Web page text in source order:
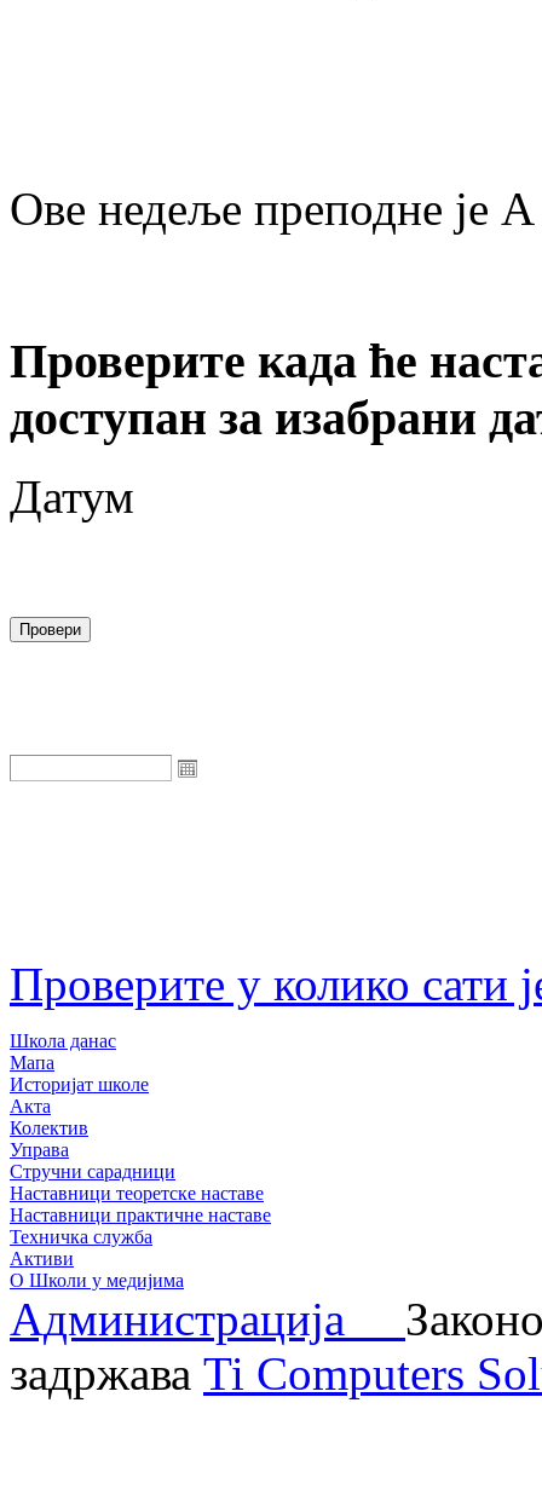
Ове недеље преподне је
Проверите када ће
доступан за изабрани
Датум
Проверите у колико сати
Школа данас
Мапа
Историјат школе
Акта
Колектив
Управа
Стручни сарадници
Наставници теоретске наставе
Наставници практичне наставе
Техничка служба
Активи
О Школи у медијима
Администрација
задржава Ti Computers